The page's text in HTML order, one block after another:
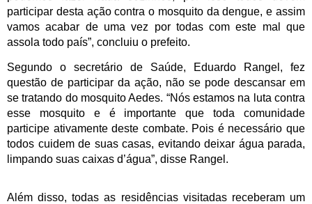
participar desta ação contra o mosquito da dengue, e assim
vamos acabar de uma vez por todas com este mal que
assola todo país”, concluiu o prefeito.
Segundo o secretário de Saúde, Eduardo Rangel, fez
questão de participar da ação, não se pode descansar em
se tratando do mosquito Aedes. “Nós estamos na luta contra
esse mosquito e é importante que toda comunidade
participe ativamente deste combate. Pois é necessário que
todos cuidem de suas casas, evitando deixar água parada,
limpando suas caixas d’água”, disse Rangel.
Além disso, todas as residências visitadas receberam um